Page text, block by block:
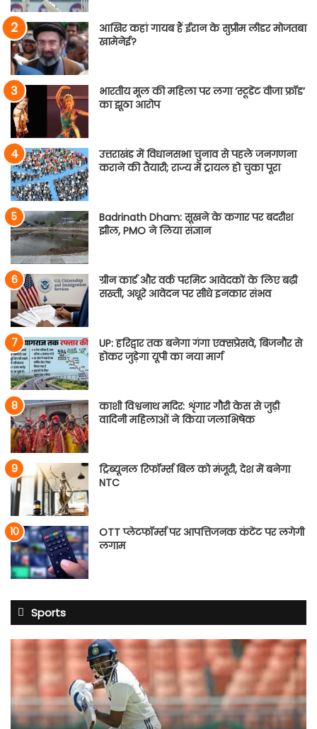
आखिर कहां गायब हैं ईरान के सुप्रीम लीडर मोजतबा
खामेनेई?
भारतीय मूल की महिला पर लगा ‘स्टूडेंट वीजा फ्रॉड’
का झूठा आरोप
उत्तराखंड में विधानसभा चुनाव से पहले जनगणना
कराने की तैयारी; राज्य में ट्रायल हो चुका पूरा
Badrinath Dham: सूखने के कगार पर बदरीश
झील, PMO ने लिया संज्ञान
ग्रीन कार्ड और वर्क परमिट आवेदकों के लिए बढ़ी
सख्ती, अधूरे आवेदन पर सीधे इनकार संभव
UP: हरिद्वार तक बनेगा गंगा एक्सप्रेसवे, बिजनौर से
होकर जुड़ेगा यूपी का नया मार्ग
काशी विश्वनाथ मदिर: शृंगार गौरी केस से जुड़ी
वादिनी महिलाओं ने किया जलाभिषेक
ट्रिब्यूनल रिफॉर्म्स बिल को मंजूरी, देश में बनेगा
NTC
OTT प्लेटफॉर्म्स पर आपत्तिजनक कंटेंट पर लगेगी
लगाम
Sports
साई
श्रीलंका
टेस्ट
सीरीज
से